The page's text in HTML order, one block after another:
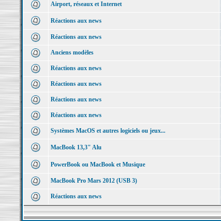
Airport, réseaux et Internet
Réactions aux news
Réactions aux news
Anciens modèles
Réactions aux news
Réactions aux news
Réactions aux news
Réactions aux news
Systèmes MacOS et autres logiciels ou jeux...
MacBook 13,3" Alu
PowerBook ou MacBook et Musique
MacBook Pro Mars 2012 (USB 3)
Réactions aux news